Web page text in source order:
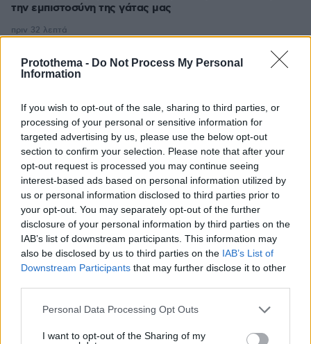
Protothema - Do Not Process My Personal
Information
If you wish to opt-out of the sale, sharing to third parties, or
processing of your personal or sensitive information for
targeted advertising by us, please use the below opt-out
section to confirm your selection. Please note that after your
opt-out request is processed you may continue seeing
interest-based ads based on personal information utilized by
us or personal information disclosed to third parties prior to
your opt-out. You may separately opt-out of the further
disclosure of your personal information by third parties on the
IAB’s list of downstream participants. This information may
also be disclosed by us to third parties on the IAB’s List of
Downstream Participants that may further disclose it to other
Please note that this website/app uses one or more Google
not limited to your visit or usage behaviour. You may click to
Personal Data Processing Opt Outs
I want to opt-out of the Sharing of my
την εμπιστοσύνη της γάτας μας
πριν 32 λεπτά
Αυτό είναι το αξεσουάρ του φετινού καλοκαιριού
πριν 32 λεπτά
Η αδημοσίευτη φωτογραφία του Δημήτρη Παπαμιχαήλ
που τραβήχτηκε στο καμαρίνι του
πριν 36 λεπτά
Στο 401 οι δύο αστυνομικοί μετά το τροχαίο στην
Αθηνών-Σουνίου, πώς έγινε η σφοδρή σύγκρουση με
αυτοκίνητο τουριστών
πριν 37 λεπτά
ΔΕΙΤΕ ΟΛΕΣ ΤΙΣ ΕΙΔΗΣΕΙΣ